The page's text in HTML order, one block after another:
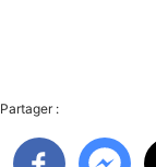
Partager :